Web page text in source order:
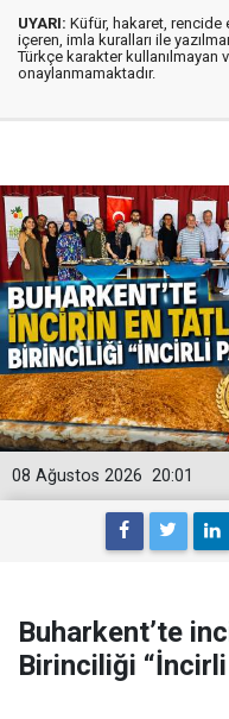
UYARI: Küfür, hakaret, rencide
içeren, imla kuralları ile
Türkçe karakter kullanılmayan
onaylanmamaktadır.
20:01
08 Ağustos 2026
Buharkent’te
Birinciliği